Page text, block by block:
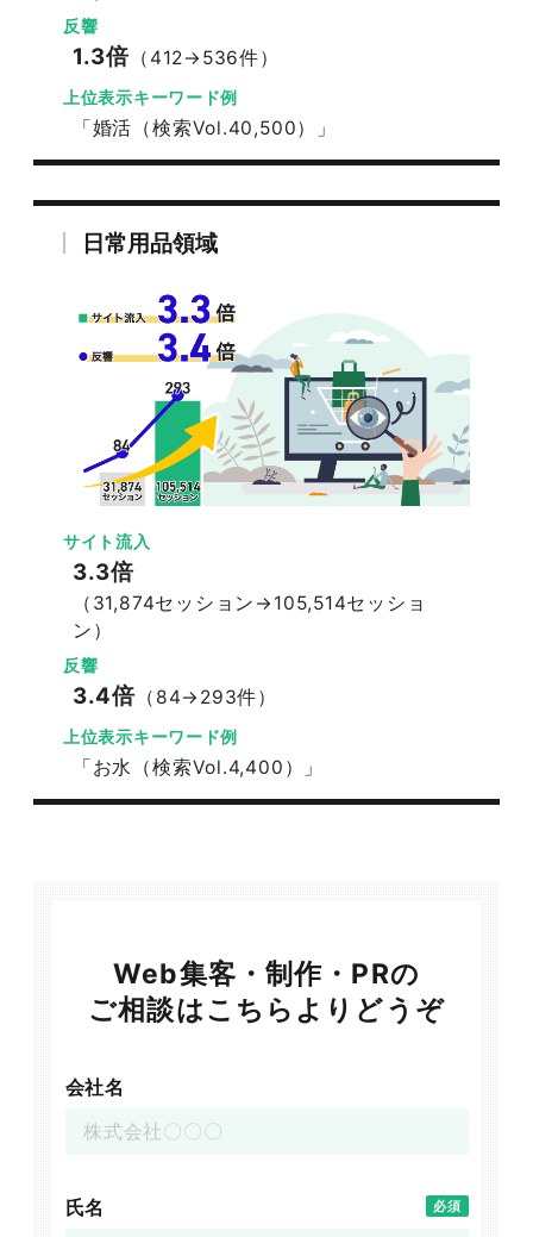
反響
1.3倍 （412→536件）
上位表示キーワード例
「婚活（検索Vol.40,500）」
日常用品領域
サイト流入
3.3倍
（31,874セッション→105,514セッショ
ン）
反響
3.4倍 （84→293件）
上位表示キーワード例
「お水（検索Vol.4,400）」
Web集客・制作・PRの
ご相談はこちらよりどうぞ
会社名
氏名 必須